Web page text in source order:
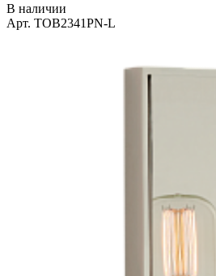
В наличии
Арт. TOB2341PN-L